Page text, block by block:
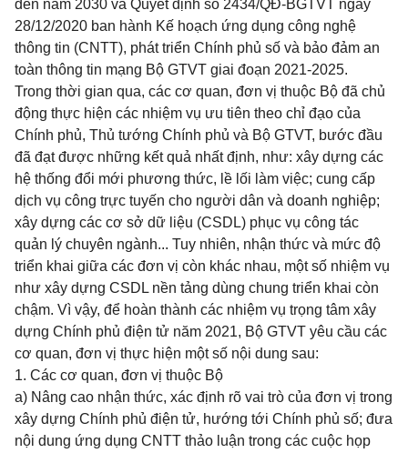
đến năm 2030 và Quyết định số 2434/QĐ-BGTVT ngày
28/12/2020 ban hành Kế hoạch ứng dụng công nghệ
thông tin (CNTT), phát triển Chính phủ số và bảo đảm an
toàn thông tin mạng Bộ GTVT giai đoạn 2021-2025.
Trong thời gian qua, các cơ quan, đơn vị thuộc Bộ đã chủ
động thực hiện các nhiệm vụ ưu tiên theo chỉ đạo của
Chính phủ, Thủ tướng Chính phủ và Bộ GTVT, bước đầu
đã đạt được những kết quả nhất định, như: xây dựng các
hệ thống đổi mới phương thức, lề lối làm việc; cung cấp
dịch vụ công trực tuyến cho người dân và doanh nghiệp;
xây dựng các cơ sở dữ liệu (CSDL) phục vụ công tác
quản lý chuyên ngành... Tuy nhiên, nhận thức và mức độ
triển khai giữa các đơn vị còn khác nhau, một số nhiệm vụ
như xây dựng CSDL nền tảng dùng chung triển khai còn
chậm. Vì vậy, để hoàn thành các nhiệm vụ trọng tâm xây
dựng Chính phủ điện tử năm 2021, Bộ GTVT yêu cầu các
cơ quan, đơn vị thực hiện một số nội dung sau:
1. Các cơ quan, đơn vị thuộc Bộ
a) Nâng cao nhận thức, xác định rõ vai trò của đơn vị trong
xây dựng Chính phủ điện tử, hướng tới Chính phủ số; đưa
nội dung ứng dụng CNTT thảo luận trong các cuộc họp